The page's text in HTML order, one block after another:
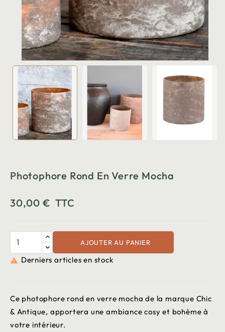
Photophore Rond En Verre Mocha
30,00 € TTC
AJOUTER AU PANIER
 Derniers articles en stock
Ce photophore rond en verre mocha de la marque Chic
& Antique, apportera une ambiance cosy et bohème à
votre intérieur.